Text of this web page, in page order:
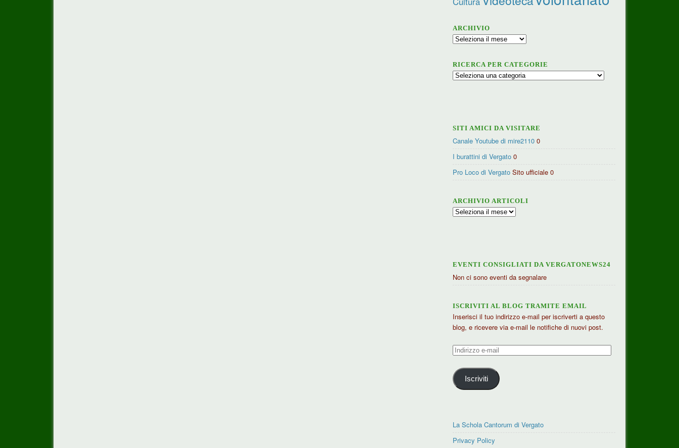
ARCHIVIO
Archivio
RICERCA PER CATEGORIE
Ricerca
SITI AMICI DA VISITARE
Canale Youtube di mire2110 0
I burattini di Vergato 0
Pro Loco di Vergato Sito ufficiale 0
ARCHIVIO ARTICOLI
Archivio
EVENTI CONSIGLIATI DA VERGATONEWS24
Non ci sono eventi da segnalare
ISCRIVITI AL BLOG TRAMITE EMAIL
Inserisci il tuo indirizzo e-mail per iscriverti a questo
blog, e ricevere via e-mail le notifiche di nuovi post.
Indirizzo
mail
Iscriviti
La Schola Cantorum di Vergato
Privacy Policy